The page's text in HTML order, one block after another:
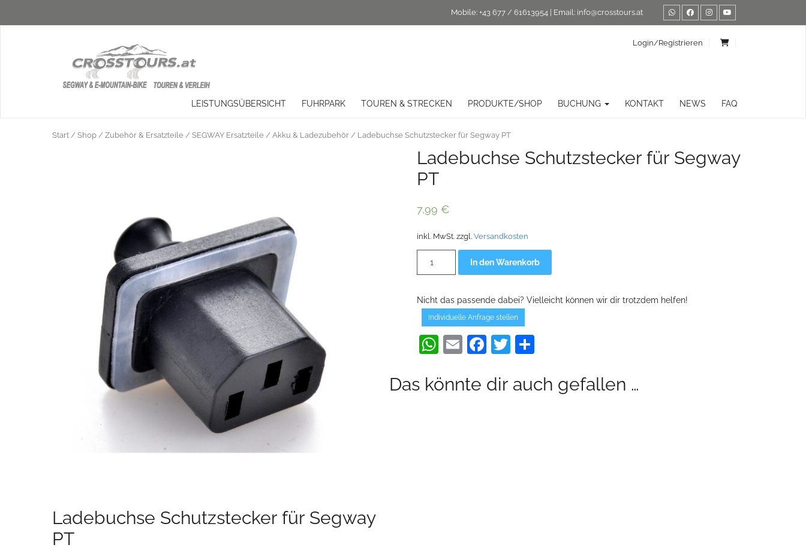
Mobile: +43 677 / 61613954 | Email: info@crosstours.at
Login/Registrieren
LEISTUNGSÜBERSICHT FUHRPARK TOUREN & STRECKEN PRODUKTE/SHOP BUCHUNG KONTAKT NEWS FAQ
Start / Shop / Zubehör & Ersatzteile / SEGWAY Ersatzteile / Akku & Ladezubehör / Ladebuchse Schutzstecker für Segway PT
Ladebuchse Schutzstecker für Segway
PT
Ladebuchse Schutzstecker für Segway
PT
7,99€
inkl. MwSt. zzgl.Versandkosten
Ladebuchse
Schutzstecker
für
Menge
In den Warenkorb
Nicht das passende dabei? Vielleicht können wir dir trotzdem helfen!
Individuelle Anfrage stellen
WhatsApp
EmailFacebook
Twitter
Das könnte dir auch gefallen …